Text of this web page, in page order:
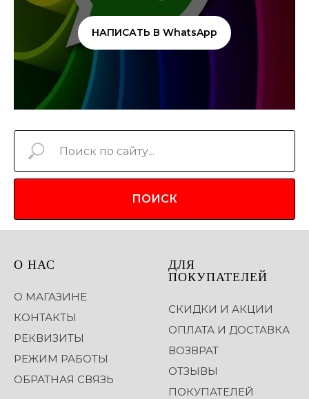
НАПИСАТЬ В WhatsApp
ПОИСК
О НАС
О МАГАЗИНЕ
КОНТАКТЫ
РЕКВИЗИТЫ
РЕЖИМ РАБОТЫ
ОБРАТНАЯ СВЯЗЬ
ДЛЯ
ПОКУПАТЕЛЕЙ
СКИДКИ И АКЦИИ
ОПЛАТА И ДОСТАВКА
ВОЗВРАТ
ОТЗЫВЫ
ПОКУПАТЕЛЕЙ